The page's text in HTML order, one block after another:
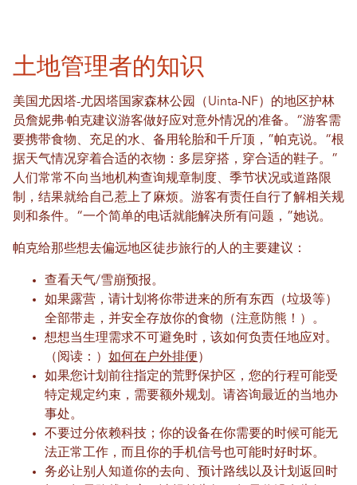
土地管理者的知识
美国尤因塔-尤因塔国家森林公园（Uinta-NF）的地区护林
员詹妮弗·帕克建议游客做好应对意外情况的准备。“游客需
要携带食物、充足的水、备用轮胎和千斤顶，”帕克说。“根
据天气情况穿着合适的衣物：多层穿搭，穿合适的鞋子。”
人们常常不向当地机构查询规章制度、季节状况或道路限
制，结果就给自己惹上了麻烦。游客有责任自行了解相关规
则和条件。“一个简单的电话就能解决所有问题，”她说。
帕克给那些想去偏远地区徒步旅行的人的主要建议：
查看天气/雪崩预报。
如果露营，请计划将你带进来的所有东西（垃圾等）
全部带走，并安全存放你的食物（注意防熊！）。
想想当生理需求不可避免时，该如何负责任地应对。
（阅读：） 如何在户外排便）
如果您计划前往指定的荒野保护区，您的行程可能受
特定规定约束，需要额外规划。请咨询最近的当地办
事处。
不要过分依赖科技；你的设备在你需要的时候可能无
法正常工作，而且你的手机信号也可能时好时坏。
务必让别人知道你的去向、预计路线以及计划返回时